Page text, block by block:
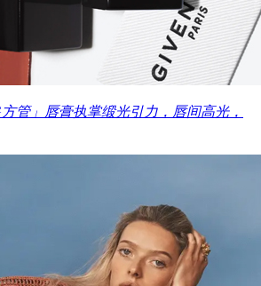
管」唇膏执掌缎光引力，唇间高光，